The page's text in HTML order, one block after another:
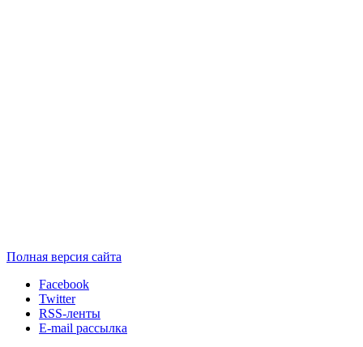
Полная версия сайта
Facebook
Twitter
RSS-ленты
E-mail рассылка